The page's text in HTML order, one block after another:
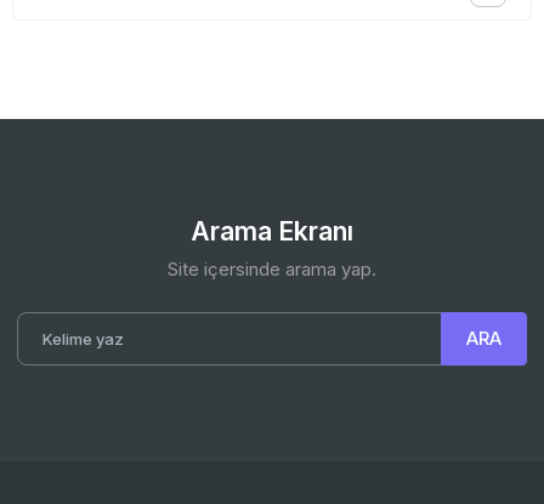
Arama Ekranı
Site içersinde arama yap.